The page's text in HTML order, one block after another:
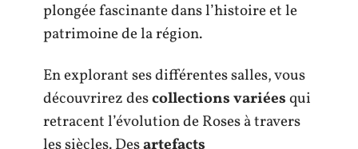
plongée fascinante dans l’histoire et le
patrimoine de la région.
En explorant ses différentes salles, vous
découvrirez descollections variéesqui
retracent l’évolution de Roses à travers
les siècles. Desartefacts